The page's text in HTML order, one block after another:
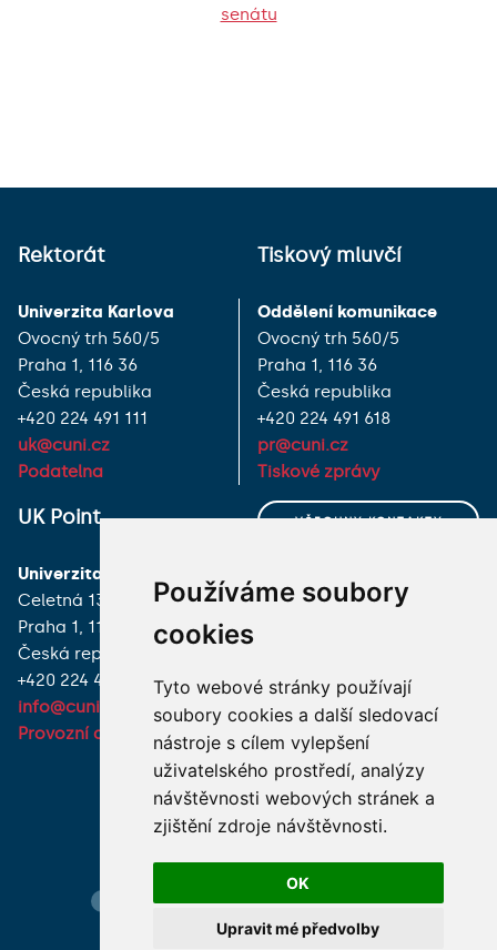
Používáme soubory
cookies
Tyto webové stránky používají
soubory cookies a další sledovací
nástroje s cílem vylepšení
uživatelského prostředí, analýzy
návštěvnosti webových stránek a
zjištění zdroje návštěvnosti.
OK
Upravit mé předvolby
senátu
Rektorát
Univerzita Karlova
Ovocný trh 560/5
Praha 1, 116 36
Česká republika
+420 224 491 111
uk@cuni.cz
Podatelna
Tiskový mluvčí
Oddělení komunikace
Ovocný trh 560/5
Praha 1, 116 36
Česká republika
+420 224 491 618
pr@cuni.cz
Tiskové zprávy
UK Point
Univerzita Karlova
Celetná 13
Praha 1, 116 36
Česká republika
+420 224 491 850
info@cuni.cz
Provozní doba a kontakty
VŠECHNY KONTAKTY
Hledání osob Nastavení cookie Mapa webu